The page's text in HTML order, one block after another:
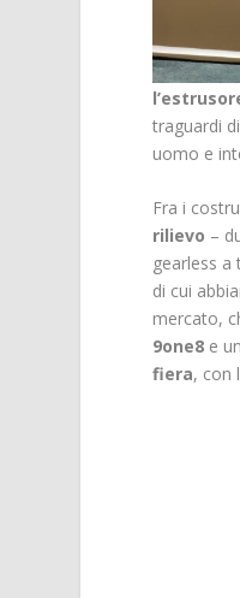
traguardi
uomo e
Fra i
rilievo –
gearless a
di cui
mercato,
9one8 e
fiera, con